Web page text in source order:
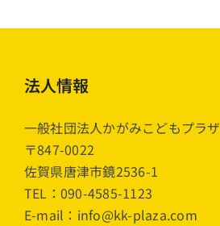
法人情報
一般社団法人かがみこどもプラザ
〒847-0022
佐賀県唐津市鏡2536-1
TEL：090-4585-1123
E-mail：info@kk-plaza.com